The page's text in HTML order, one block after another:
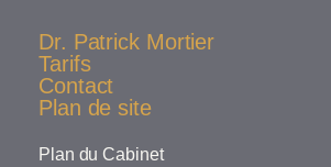
Dr. Patrick Mortier
Tarifs
Contact
Plan de site
Plan du Cabinet